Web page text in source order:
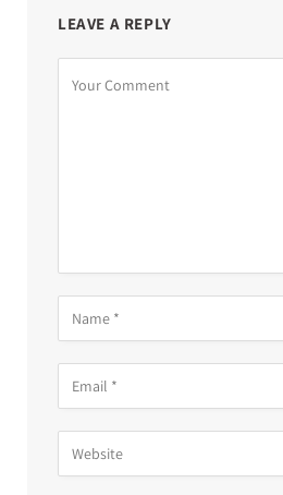
LEAVE A REPLY